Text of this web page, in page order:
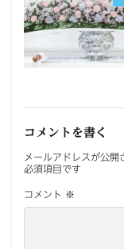
コメントを書く
メールアドレスが公開
必須項目です
コメント ※